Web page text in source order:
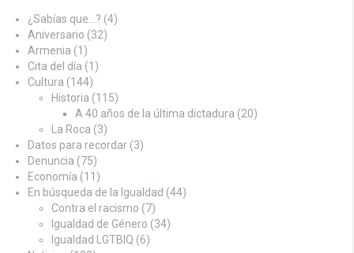
¿Sabías que…? (4)
Aniversario (32)
Armenia (1)
Cita del día (1)
Cultura (144)
Historia (115)
A 40 años de la última dictadura (20)
La Roca (3)
Datos para recordar (3)
Denuncia (75)
Economía (11)
En búsqueda de la Igualdad (44)
Contra el racismo (7)
Igualdad de Género (34)
Igualdad LGTBIQ (6)